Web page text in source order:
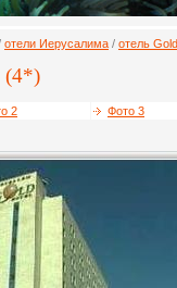
отели Иерусалима / отель Gold
(4*)
2
Фото 3